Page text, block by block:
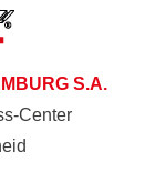
S.A.
Center